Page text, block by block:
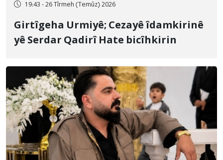
19:43 - 26 Tîrmeh (Temûz) 2026
Girtîgeha Urmiyê; Cezayê îdamkirinê
yê Serdar Qadirî Hate bicîhkirin